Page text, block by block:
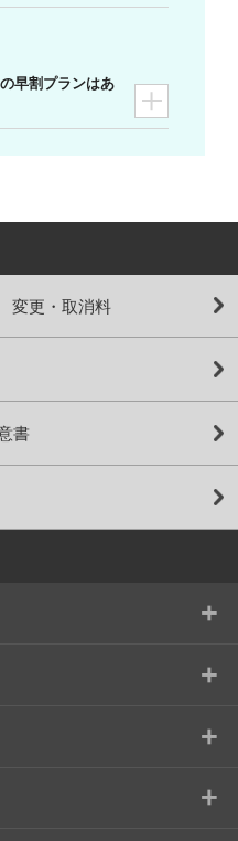
早割プランはあ
変更・取消料
書
+
+
+
+